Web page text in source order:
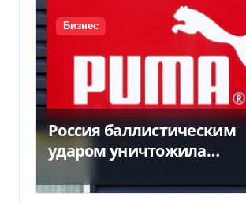
Бизнес
Россия баллистическим
ударом уничтожила
детали